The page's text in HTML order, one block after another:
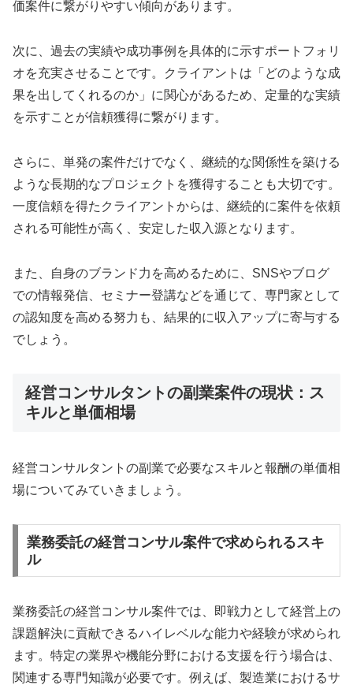
価案件に繋がりやすい傾向があります。
次に、過去の実績や成功事例を具体的に示すポートフォリ
オを充実させることです。クライアントは「どのような成
果を出してくれるのか」に関心があるため、定量的な実績
を示すことが信頼獲得に繋がります。
さらに、単発の案件だけでなく、継続的な関係性を築ける
ような長期的なプロジェクトを獲得することも大切です。
一度信頼を得たクライアントからは、継続的に案件を依頼
される可能性が高く、安定した収入源となります。
また、自身のブランド力を高めるために、SNSやブログ
での情報発信、セミナー登講などを通じて、専門家として
の認知度を高める努力も、結果的に収入アップに寄与する
でしょう。
経営コンサルタントの副業案件の現状：ス
キルと単価相場
経営コンサルタントの副業で必要なスキルと報酬の単価相
場についてみていきましょう。
業務委託の経営コンサル案件で求められるスキ
ル
業務委託の経営コンサル案件では、即戦力として経営上の
課題解決に貢献できるハイレベルな能力や経験が求められ
ます。特定の業界や機能分野における支援を行う場合は、
関連する専門知識が必要です。例えば、製造業におけるサ